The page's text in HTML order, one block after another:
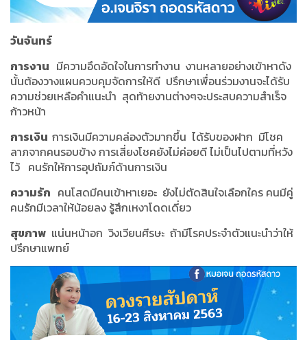
วันจันทร์
การงาน มีความอึดอัดใจในการทํางาน งานหลายอย่างเข้าหาดัง
นั้นต้องวางแผนควบคุมจัดการให้ดี ปรึกษาเพื่อนร่วมงานจะได้รับ
ความช่วยเหลือคำแนะนำ สุดท้ายงานต่างๆจะประสบความสำเร็จ
ก้าวหน้า
การเงิน การเงินมีความคล่องตัวมากขึ้น ได้รับของฝาก มีโชค
ลาภจากคนรอบข้าง การเสี่ยงโชคยังไม่ค่อยดี ไม่เป็นไปตามที่หวัง
ไว้ คนรักให้การอุปถัมภ์ด้านการเงิน
ความรัก คนโสดมีคนเข้าหาเยอะ ยังไม่ตัดสินใจเลือกใคร คนมีคู่
คนรักมีเวลาให้น้อยลง รู้สึกเหงาโดดเดี่ยว
สุขภาพ แน่นหน้าอก วิงเวียนศีรษะ ถ้ามีโรคประจำตัวแนะนำว่าให้
ปรึกษาแพทย์